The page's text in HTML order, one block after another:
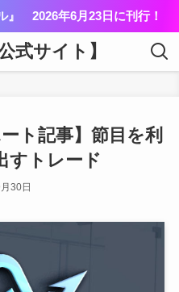
』 2026年6月23日に刊行！
式サイト】
ト記事】節目を利
すトレード
30日